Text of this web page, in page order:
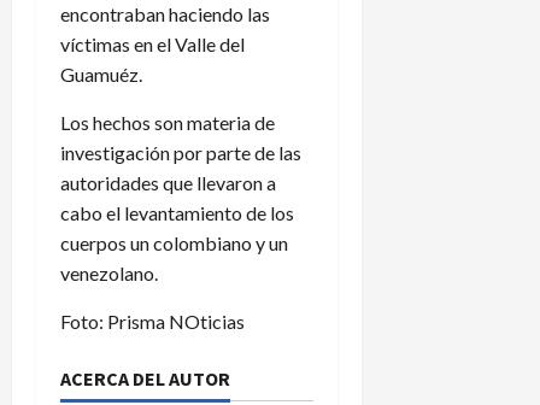
encontraban haciendo las
víctimas en el Valle del
Guamuéz.
Los hechos son materia de
investigación por parte de las
autoridades que llevaron a
cabo el levantamiento de los
cuerpos un colombiano y un
venezolano.
Foto: Prisma NOticias
ACERCA DEL AUTOR